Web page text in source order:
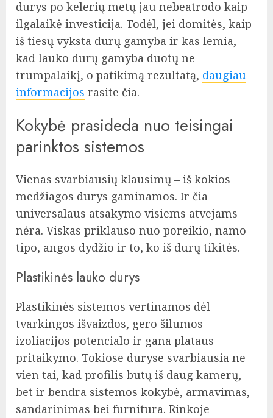
durys po kelerių metų jau nebeatrodo kaip
ilgalaikė investicija. Todėl, jei domitės, kaip
iš tiesų vyksta durų gamyba ir kas lemia,
kad lauko durų gamyba duotų ne
trumpalaikį, o patikimą rezultatą, daugiau
informacijos rasite čia.
Kokybė prasideda nuo teisingai
parinktos sistemos
Vienas svarbiausių klausimų – iš kokios
medžiagos durys gaminamos. Ir čia
universalaus atsakymo visiems atvejams
nėra. Viskas priklauso nuo poreikio, namo
tipo, angos dydžio ir to, ko iš durų tikitės.
Plastikinės lauko durys
Plastikinės sistemos vertinamos dėl
tvarkingos išvaizdos, gero šilumos
izoliacijos potencialo ir gana plataus
pritaikymo. Tokiose duryse svarbiausia ne
vien tai, kad profilis būtų iš daug kamerų,
bet ir bendra sistemos kokybė, armavimas,
sandarinimas bei furnitūra. Rinkoje